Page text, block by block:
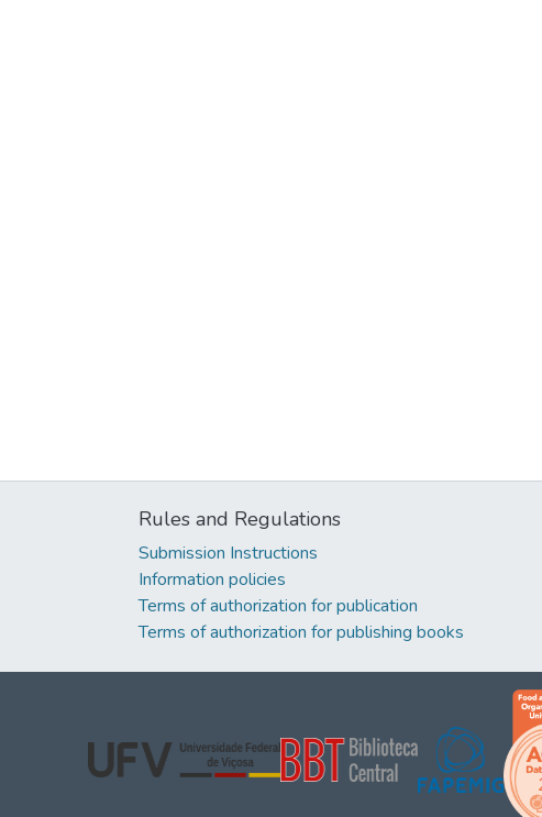
Rules and Regulations
Submission Instructions
Information policies
Terms of authorization for publication
Terms of authorization for publishing books